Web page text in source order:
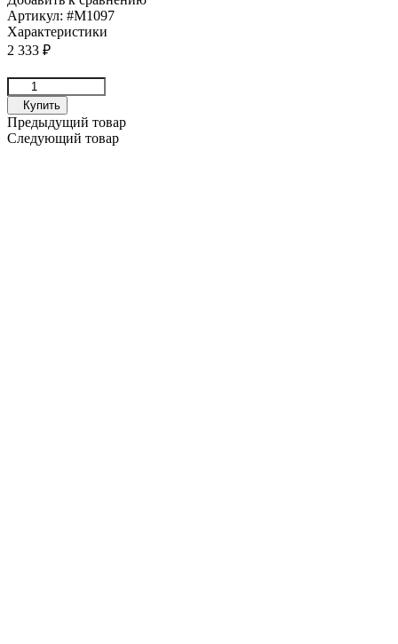
Артикул: #M1097
Характеристики
2 333 ₽
Купить
Предыдущий товар
Следующий товар